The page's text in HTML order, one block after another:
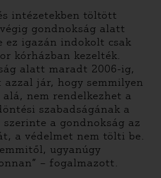
intézetekben töltött
gondnokság alatt
ez igazán indokolt csak
kórházban kezelték.
alatt maradt 2006-ig,
azzal jár, hogy semmilyen
nem rendelkezhet a
szabadságának a
a gondnokság az
a védelmet nem tölti be.
ugyanúgy
– fogalmazott.